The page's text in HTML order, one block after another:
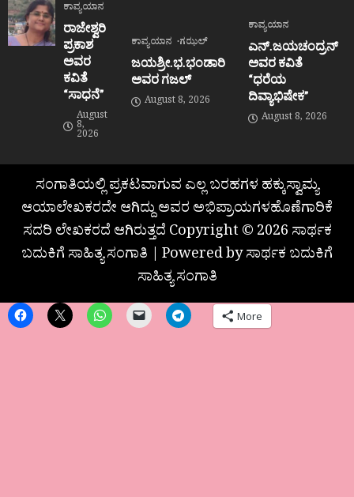
ಕಾವ್ಯಯಾನ
ರಾಜೇಶ್ವರಿ
ಪ್ರಕಾಶ
ಅವರ
ಕವಿತೆ
“ಸಾಧನೆ”
August
8,
2026
ಕಾವ್ಯಯಾನ ಗಝಲ್
ಜಯಶ್ರೀ.ಭ.ಭಂಡಾರಿ
ಅವರ ಗಜಲ್
August 8, 2026
ಕಾವ್ಯಯಾನ
ಎನ್.ಜಯಚಂದ್ರನ್
ಅವರ ಕವಿತೆ
“ಧರೆಯ
ದಿವ್ಯಾಭಿಷೇಕ”
August 8, 2026
ಸಂಗಾತಿಯಲ್ಲಿ ಪ್ರಕಟವಾಗುವ ಎಲ್ಲ ಬರಹಗಳ ಹಕ್ಕುಸ್ವಾಮ್ಯ
ಆಯಾಲೇಖಕರದೇ ಆಗಿದ್ದು ಅವರ ಅಭಿಪ್ರಾಯಗಳಹೊಣೆಗಾರಿಕೆ
ಸದರಿ ಲೇಖಕರದೆ ಆಗಿರುತ್ತದೆ Copyright © 2026 ಸಾರ್ಥಕ
ಬದುಕಿಗೆ ಸಾಹಿತ್ಯ ಸಂಗಾತಿ | Powered by ಸಾರ್ಥಕ ಬದುಕಿಗೆ
ಸಾಹಿತ್ಯ ಸಂಗಾತಿ
More